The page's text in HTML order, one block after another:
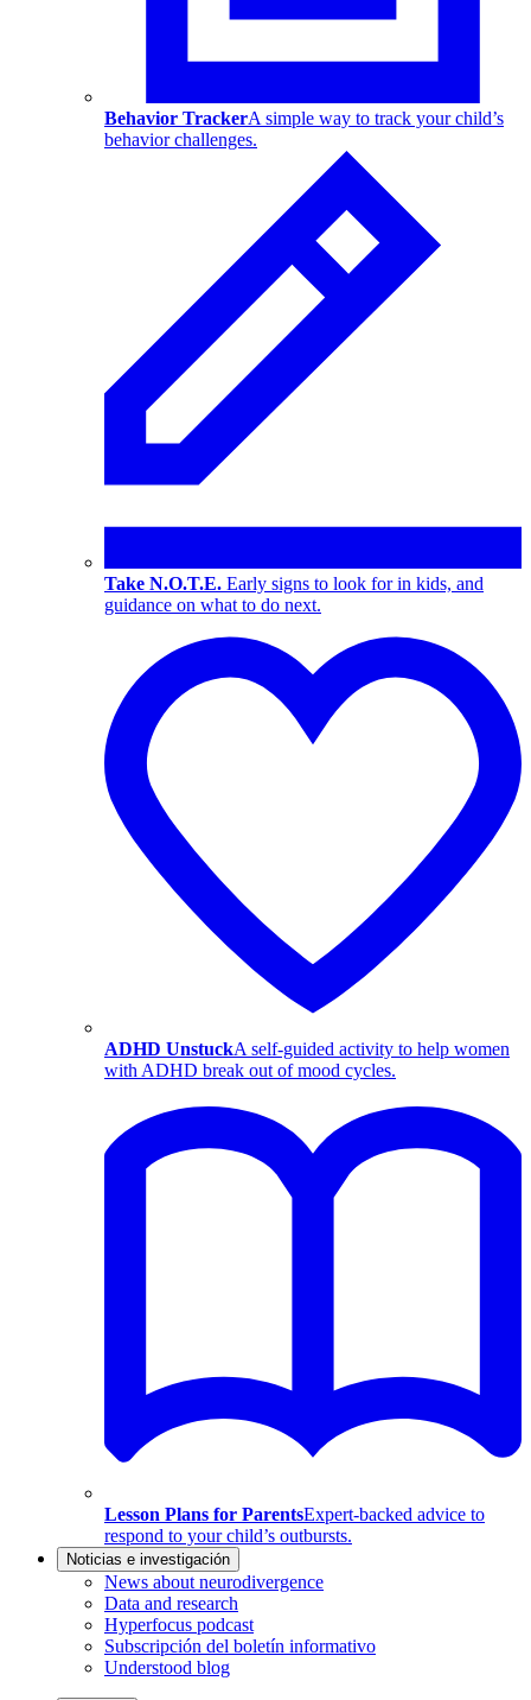
Behavior TrackerA simple way to track your child’s
behavior challenges.
Take N.O.T.E. Early signs to look for in kids, and
guidance on what to do next.
ADHD UnstuckA self-guided activity to help women
with ADHD break out of mood cycles.
Lesson Plans for ParentsExpert-backed advice to
respond to your child’s outbursts.
Noticias e investigación
News about neurodivergence
Data and research
Hyperfocus podcast
Subscripción del boletín informativo
Understood blog